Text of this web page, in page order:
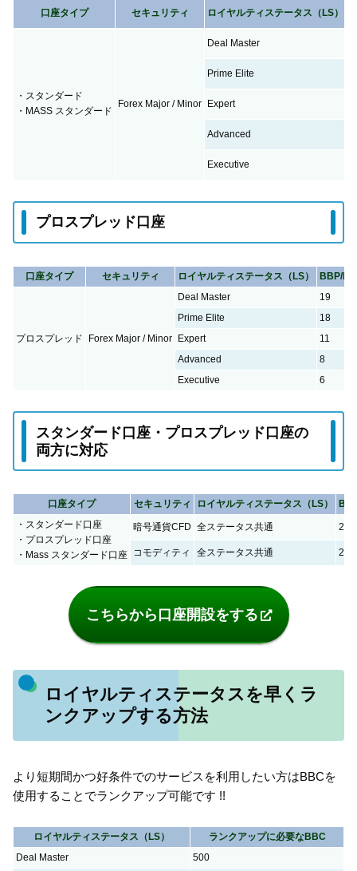
口座タイプ セキュリティ ロイヤルティステータス（LS）
・スタンダード
・MASS スタンダード
Forex Major / Minor
Deal Master
Prime Elite
Expert
Advanced
Executive
プロスプレッド口座
口座タイプ セキュリティ ロイヤルティステータス（LS） BBP/Lot
プロスプレッド Forex Major / Minor
Deal Master
19
Prime Elite
18
Expert
11
Advanced
8
Executive
6
スタンダード口座・プロスプレッド口座の
両方に対応
口座タイプ セキュリティ ロイヤルティステータス（LS）
・スタンダード口座
・プロスプレッド口座
・Mass スタンダード口座
暗号通貨CFD 全ステータス共通 2
コモディティ 全ステータス共通 2
こちらから口座開設をする
ロイヤルティステータスを早くラ
ンクアップする方法
より短期間かつ好条件でのサービスを利用したい方はBBCを
使用することでランクアップ可能です !!
ロイヤルティステータス（LS）
ランクアップに必要なBBC
Deal Master
500